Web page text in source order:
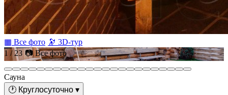
▦ Все фото 🔭 3D-тур
1 / 23 📷 Все фото
Сауна
🕐 Круглосуточно ▾